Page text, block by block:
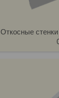
Откосные